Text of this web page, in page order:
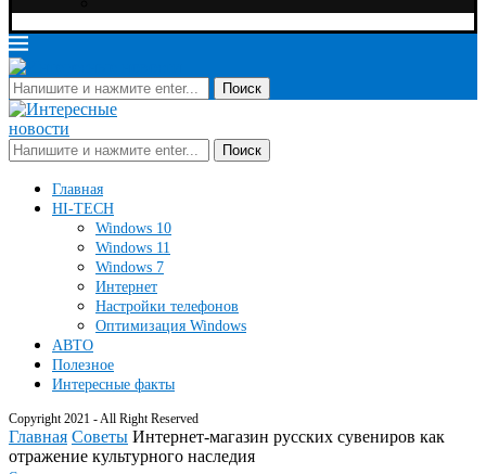
Поиск
Поиск
Главная
HI-TECH
Windows 10
Windows 11
Windows 7
Интернет
Настройки телефонов
Оптимизация Windows
АВТО
Полезное
Интересные факты
Copyright 2021 - All Right Reserved
Главная Советы Интернет-магазин русских сувениров как
отражение культурного наследия